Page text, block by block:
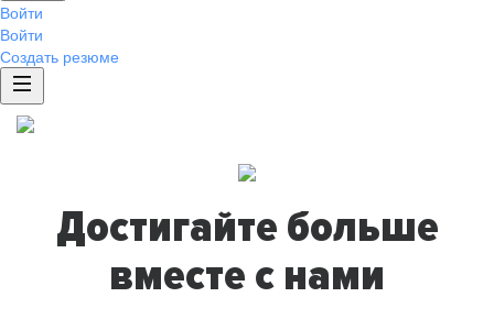
Войти
Войти
Создать резюме
Достигайте больше
вместе с нами